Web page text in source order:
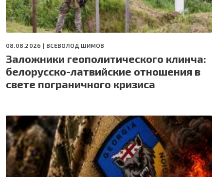
08.08.2026 | ВСЕВОЛОД ШИМОВ
Заложники геополитического клинча:
белорусско-латвийские отношения в
свете пограничного кризиса